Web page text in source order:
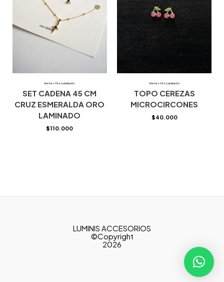
Aretes Oro Laminado
SET CADENA 45 CM
CRUZ ESMERALDA ORO
LAMINADO
$110.000
Aretes Oro Laminado
TOPO CEREZAS
MICROCIRCONES
$40.000
LUMINIS ACCESORIOS
©Copyright
2026